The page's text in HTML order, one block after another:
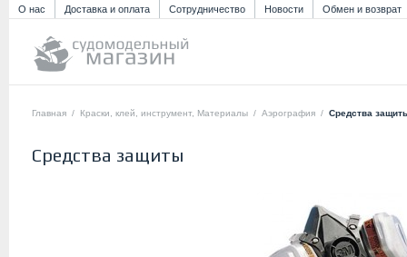
О нас Доставка и оплата Сотрудничество Новости Обмен и возврат
Главная / Краски, клей, инструмент, Материалы / Аэрография / Средства
Средства защиты